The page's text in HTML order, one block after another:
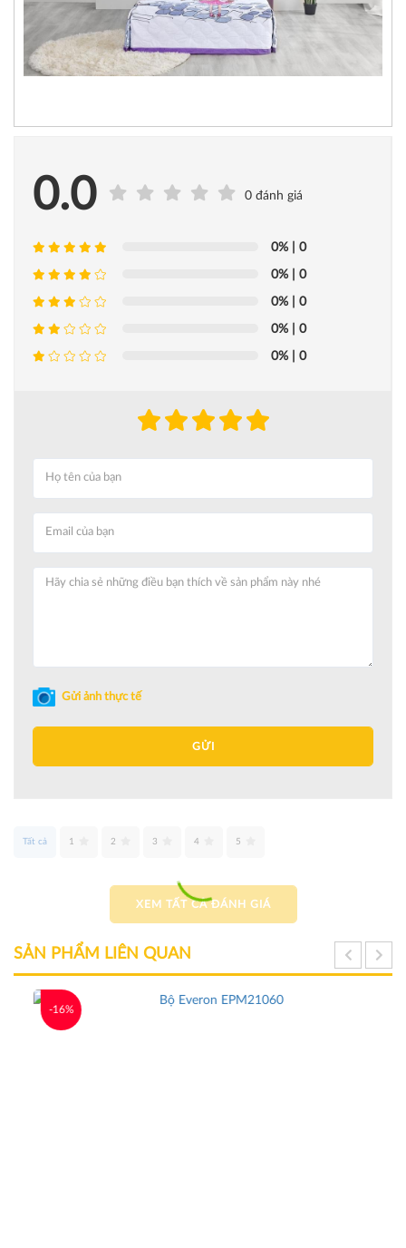
0.0 0 đánh giá
0%| 0
0%| 0
0%| 0
0%| 0
0%| 0
Gửi ảnh thực tế
GỬI
Tất cả 1 2 3 4 5
XEM TẤT CẢ ĐÁNH GIÁ
SẢN PHẨM LIÊN QUAN
-16%